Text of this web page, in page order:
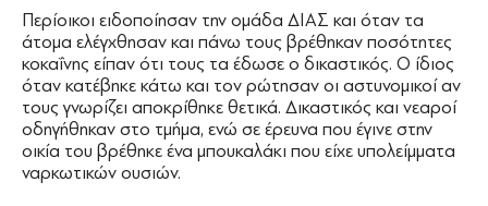
Περίοικοι ειδοποίησαν την ομάδα ΔΙΑΣ και όταν τα
άτομα ελέγχθησαν και πάνω τους βρέθηκαν ποσότητες
κοκαΐνης είπαν ότι τους τα έδωσε ο δικαστικός. Ο ίδιος
όταν κατέβηκε κάτω και τον ρώτησαν οι αστυνομικοί αν
τους γνωρίζει αποκρίθηκε θετικά. Δικαστικός και νεαροί
οδηγήθηκαν στο τμήμα, ενώ σε έρευνα που έγινε στην
οικία του βρέθηκε ένα μπουκαλάκι που είχε υπολείμματα
ναρκωτικών ουσιών.